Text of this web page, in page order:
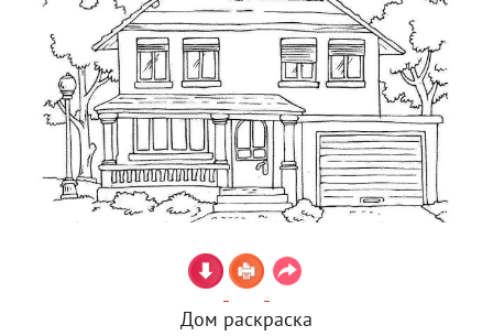
Дом раскраска